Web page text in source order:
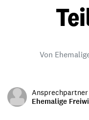
Von
Ansprechpartner
Ehemalige